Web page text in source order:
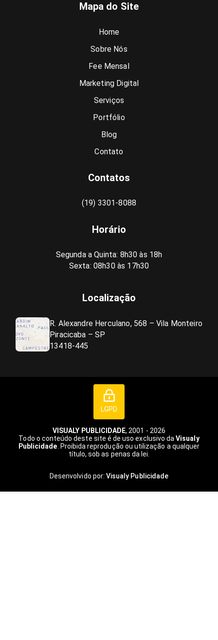
Mapa do Site
Home
Sobre Nós
Fee Mensal
Marketing Digital
Serviços
Portfólio
Blog
Contato
Contatos
(19) 3301-8088
Horário
Segunda a Quinta: 8h30 às 18h
Sexta: 08h30 às 17h30
Localização
R. Alexandre Herculano, 568 – Vila Monteiro
Piracicaba – SP
13418-445
LGPD
VISUALY PUBLICIDADE, 2001 - 2026
Todo o conteúdo deste site é de uso exclusivo daVisualy
Publicidade. Proibida reprodução ou utilização a qualquer
título, sob as penas da lei.
Desenvolvido por: Visualy Publicidade